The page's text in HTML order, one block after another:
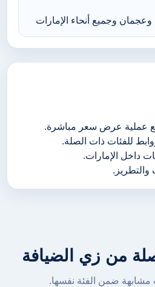
وجميع أنحاء الإمارات
عملية عرض سعر مباشرة.
للفئات ذات الصلة.
داخل الإمارات.
من زي الضيافة
ضمن الفئة نفسها.